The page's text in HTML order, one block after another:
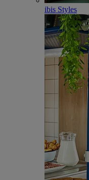
ibis Styles